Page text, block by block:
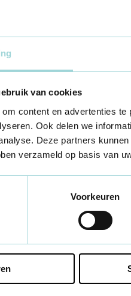
van cookies
content en advertenties
Ook delen we
Deze partners
verzameld op basis van
Voorkeuren
-